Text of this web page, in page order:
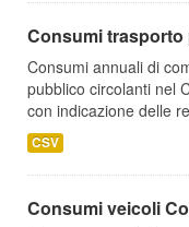
Consumi trasporto
Consumi annuali di
pubblico circolanti nel
con indicazione delle
CSV
Consumi veicoli